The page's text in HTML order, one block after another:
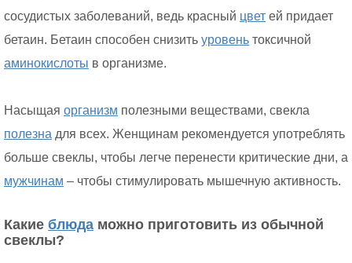
сосудистых заболеваний, ведь красный цвет ей придает
бетаин. Бетаин способен снизить уровень токсичной
аминокислоты в организме.
Насыщая организм полезными веществами, свекла
полезна для всех. Женщинам рекомендуется употреблять
больше свеклы, чтобы легче перенести критические дни, а
мужчинам – чтобы стимулировать мышечную активность.
Какие блюда можно приготовить из обычной
свеклы?